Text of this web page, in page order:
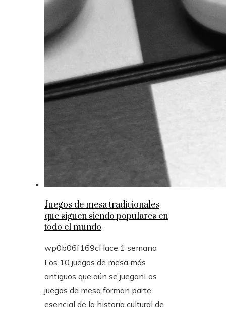
Juegos de mesa tradicionales
que siguen siendo populares en
todo el mundo
wp0b06f169cHace 1 semana
Los 10 juegos de mesa más
antiguos que aún se jueganLos
juegos de mesa forman parte
esencial de la historia cultural de